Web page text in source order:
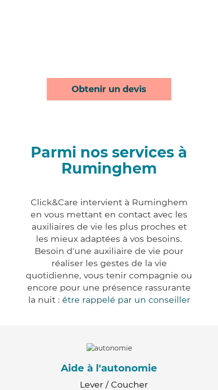
Obtenir un devis
Parmi nos services à
Ruminghem
Click&Care intervient à Ruminghem
en vous mettant en contact avec les
auxiliaires de vie les plus proches et
les mieux adaptées à vos besoins.
Besoin d'une auxiliaire de vie pour
réaliser les gestes de la vie
quotidienne, vous tenir compagnie ou
encore pour une présence rassurante
la nuit : être rappelé par un conseiller
Aide à l'autonomie
Lever / Coucher